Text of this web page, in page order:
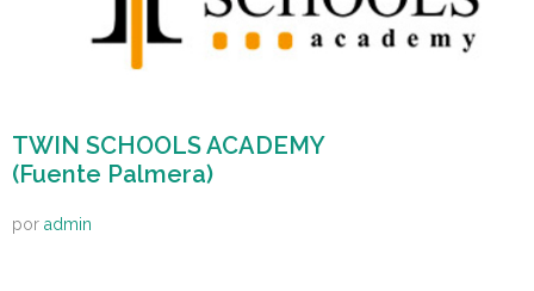
TWIN SCHOOLS ACADEMY
(Fuente Palmera)
por admin